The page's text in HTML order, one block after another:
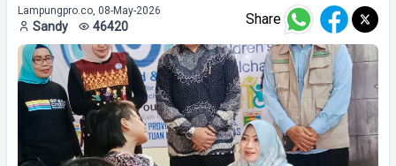
Lampungpro.co, 08-May-2026
Sandy 46420 Share